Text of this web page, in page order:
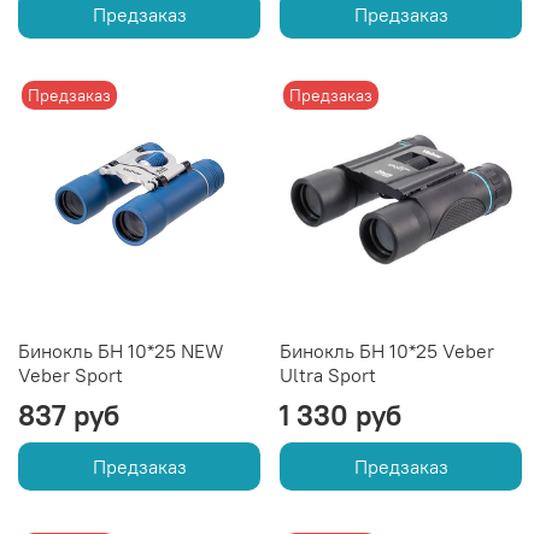
Предзаказ Предзаказ
Предзаказ
Бинокль БН 10*25 NEW
Veber Sport
837 руб
Предзаказ
Предзаказ
Бинокль БН 10*25 Veber
Ultra Sport
1 330 руб
Предзаказ